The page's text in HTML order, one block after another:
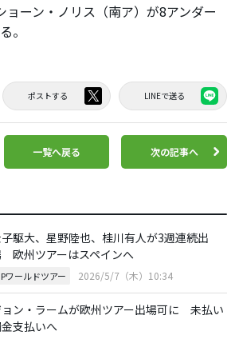
ーン・ノリス（南ア）が8アンダー
。
ポストする LINEで送る
一覧へ戻る 次の記事へ
駆大、星野陸也、桂川有人が3週連続出
欧州ツアーはスペインへ
ワールドツアー 2026/5/7（木）10:34
ン・ラームが欧州ツアー出場可に 未払い
支払いへ